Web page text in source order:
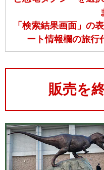
「検索結果画面」の
ート情報欄の旅行
販売を